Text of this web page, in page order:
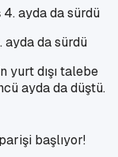
da sürdü
dışı talebe
ayda da düştü.